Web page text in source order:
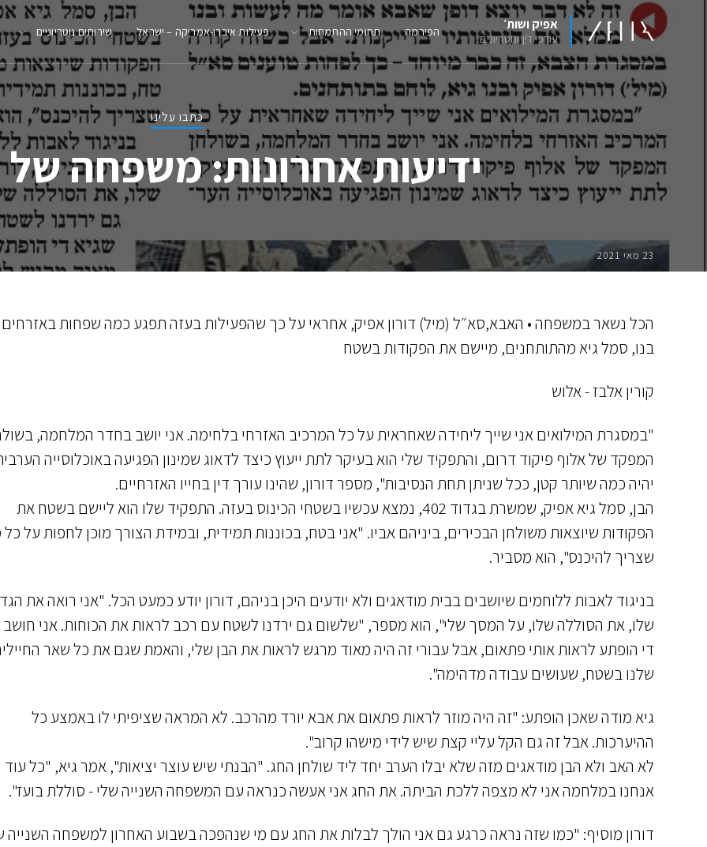
אפיק ושות׳
עורכי דין ונוטריונים הפירמה תחומי ההתמחות פעילות איברו-אמריקה – ישראל שירותים נוטריוניים
כתבו עלינו
ידיעות אחרונות: משפחה
23 מאי 2021
הכל נשאר במשפחה • האבא,סא״ל (מיל) דורון אפיק, אחראי על כך שהפעילות בעזה תפגע כמה שפחות באזרחים
בנו, סמל גיא מהתותחנים, מיישם את הפקודות בשטח
קורין אלבז - אלוש
"במסגרת המילואים אני שייך ליחידה שאחראית על כל המרכיב האזרחי בלחימה. אני יושב בחדר המלחמה,
המפקד של אלוף פיקוד דרום, והתפקיד שלי הוא בעיקר לתת ייעוץ כיצד לדאוג שמינון הפגיעה באוכלוסייה
יהיה כמה שיותר קטן, ככל שניתן תחת הנסיבות", מספר דורון, שהינו עורך דין בחייו האזרחיים.
הבן, סמל גיא אפיק, שמשרת בגדוד 402, נמצא עכשיו בשטחי הכינוס בעזה. התפקיד שלו הוא ליישם בשטח את
הפקודות שיוצאות משולחן הבכירים, ביניהם אביו. "אני בטח, בכוננות תמידית, ובמידת הצורך מוכן לחפות על כל
שצריך להיכנס", הוא מסביר.
בניגוד לאבות ללוחמים שיושבים בבית מודאגים ולא יודעים היכן בניהם, דורון יודע כמעט הכל. "אני רואה את
שלו, את הסוללה שלו, על המסך שלי", הוא מספר, "שלשום גם ירדנו לשטח עם רכב לראות את הכוחות. אני חושב
די הופתע לראות אותי פתאום, אבל עבורי זה היה מאוד מרגש לראות את הבן שלי, והאמת שגם את כל שאר
שלנו בשטח, שעושים עבודה מדהימה".
גיא מודה שאכן הופתע: "זה היה מוזר לראות פתאום את אבא יורד מהרכב. לא המראה שציפיתי לו באמצע כל
ההיערכות. אבל זה גם הקל עליי קצת שיש לידי מישהו קרוב".
לא האב ולא הבן מודאגים מזה שלא יבלו הערב יחד ליד שולחן החג. "הבנתי שיש עוצר יציאות", אמר גיא, "כל עוד
אנחנו במלחמה אני לא מצפה ללכת הביתה. את החג אני אעשה כנראה עם המשפחה השנייה שלי - סוללת בועז".
דורון מוסיף: "כמו שזה נראה כרגע גם אני הולך לבלות את החג עם מי שנהפכה בשבוע האחרון למשפחה השנייה